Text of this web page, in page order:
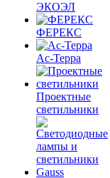
ЭКОЭЛ
ФЕРЕКС
Ас-Терра
Проектные
светильники